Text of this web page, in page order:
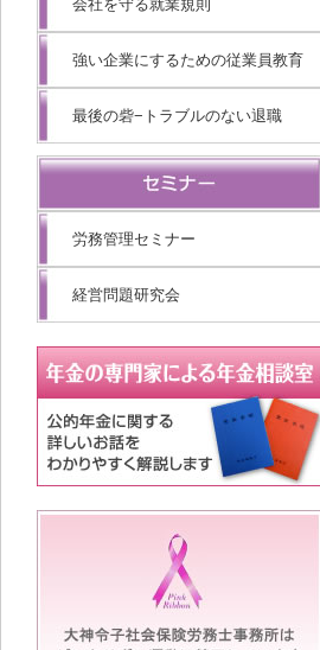
会社を守る就業規則
強い企業にするための従業員教育
最後の砦−トラブルのない退職
労務管理セミナー
経営問題研究会